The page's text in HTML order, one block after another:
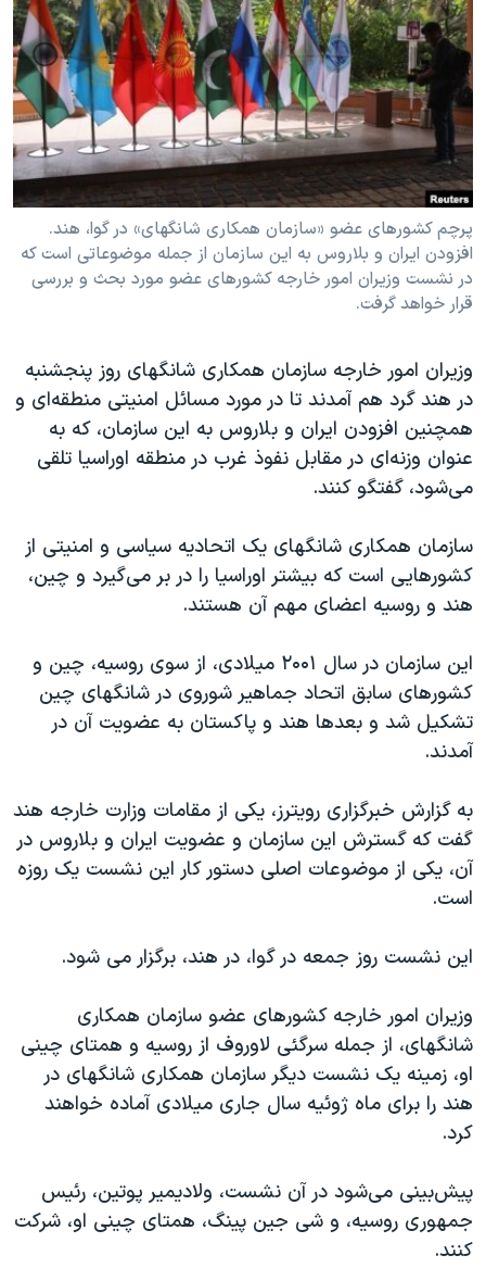
فرهنگ و زندگی
حقوق شهروندی
اقتصادی
علم و فناوری
اسرائیل در جنگ
آرشیو پخش زنده
مستندها
انتخابات ریاست جمهوری آمریکا ۲۰۲۴
حمله جمهوری اسلامی به اسرائیل
رمز مهسا
ورزش زنان در ایران
مجموعه مستندهای دادخواهی
تریبونال مردمی آبان ۹۸
چهل سال گروگان‌گیری
قانون شفافیت دارائی کادر رهبری ایران
اعتراضات مردمی آبان ۹۸
اسرائیل در جنگ
همایش محافظه‌کاران آمریکا «سی‌پک»
صفحه‌های ویژه
دنبال کنید
زبانهای مختلف
پرچم کشورهای عضو «سازمان همکاری شانگهای» در گوا، هند.
افزودن ایران و بلاروس به این سازمان از جمله موضوعاتی است که
در نشست وزیران امور خارجه کشورهای عضو مورد بحث و بررسی
قرار خواهد گرفت.
وزیران امور خارجه سازمان همکاری شانگهای روز پنجشنبه
در هند گرد هم آمدند تا در مورد مسائل امنیتی منطقه‌ای و
همچنین افزودن ایران و بلاروس به این سازمان، که به
عنوان وزنه‌ای در مقابل نفوذ غرب در منطقه اوراسیا تلقی
می‌شود، گفتگو کنند.
سازمان همکاری شانگهای یک اتحادیه سیاسی و امنیتی از
کشورهایی است که بیشتر اوراسیا را در بر می‌گیرد و چین،
هند و روسیه اعضای مهم آن هستند.
این سازمان در سال ۲۰۰۱ میلادی، از سوی روسیه، چین و
کشورهای سابق اتحاد جماهیر شوروی در شانگهای چین
تشکیل شد و بعدها هند و پاکستان به عضویت آن در
آمدند.
به گزارش خبرگزاری رویترز، یکی از مقامات وزارت خارجه هند
گفت که گسترش این سازمان و عضویت ایران و بلاروس در
آن، یکی از موضوعات اصلی دستور کار این نشست یک روزه
است.
این نشست روز جمعه در گوا، در هند، برگزار می شود.
وزیران امور خارجه کشورهای عضو سازمان همکاری
شانگهای، از جمله سرگئی لاوروف از روسیه و همتای چینی
او، زمینه یک نشست دیگر سازمان همکاری شانگهای در
هند را برای ماه ژوئيه سال جاری میلادی آماده خواهند
کرد.
پیش‌بینی می‌شود در ‌آن نشست، ولادیمیر پوتین، رئیس
جمهوری روسیه، و شی جین پینگ، همتای چینی او، شرکت
کنند.